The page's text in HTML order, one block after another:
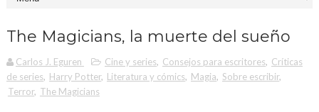
The Magicians, la muerte del sueño
Carlos J. Eguren Cine y series, Consejos para escritores, Críticas
de series, Harry Potter, Literatura y cómics, Magia, Sobre escribir,
Terror, The Magicians